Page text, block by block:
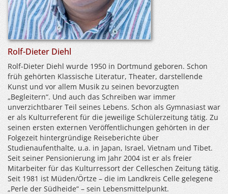
Rolf-Dieter Diehl
Rolf-Dieter Diehl wurde 1950 in Dortmund geboren. Schon
früh gehörten Klassische Literatur, Theater, darstellende
Kunst und vor allem Musik zu seinen bevorzugten
„Begleitern“. Und auch das Schreiben war immer
unverzichtbarer Teil seines Lebens. Schon als Gymnasiast war
er als Kulturreferent für die jeweilige Schülerzeitung tätig. Zu
seinen ersten externen Veröffentlichungen gehörten in der
Folgezeit hintergründige Reiseberichte über
Studienaufenthalte, u.a. in Japan, Israel, Vietnam und Tibet.
Seit seiner Pensionierung im Jahr 2004 ist er als freier
Mitarbeiter für das Kulturressort der Celleschen Zeitung tätig.
Seit 1981 ist Müden/Örtze – die im Landkreis Celle gelegene
„Perle der Südheide“ – sein Lebensmittelpunkt.